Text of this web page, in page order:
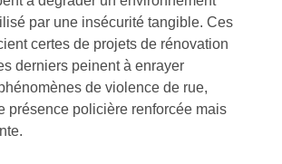
par une insécurité tangible. Ces
certes de projets de rénovation
derniers peinent à enrayer
de violence de rue,
présence policière renforcée mais